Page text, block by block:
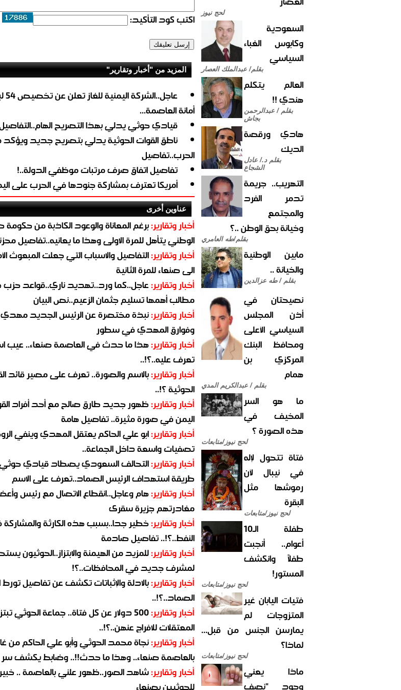
لحج نيوز
السعودية
وكابوس الغباء
السياسي
بقلم/ عبدالملك العصار
العالم يتكلم
هندي !!
بقلم / عبدالرحمن
بجاش
هادي ورقصة
الديك
بقلم د./ عادل
الشجاع
التهريب.. جريمة
تدمر الفرد
والمجتمع
وخيانة بحق الوطن ..؟
بقلم/طه العامري
مابين الوطنية
والخيانة ..
بقلم / طه عزالدين
نصيحتان في
أذن المجلس
السياسي الأعلى
ومحافظ البنك
المركزي بن
همام
بقلم / عبدالكريم المدي
ما هو السر
المخيف في
هذه الصورة ؟
لحج نيوز/متابعات
فتاة تتحول لإله
في نيبال لأن
رموشها مثل
البقرة
لحج نيوز/متابعات
طفلة الـ10
أعوام.. أنجبت
طفلاً وانكشف
المستور!
لحج نيوز/متابعات
فتيات اليابان غير
المتزوجات لم
يمارسن الجنس من قبل...
لماذا؟
لحج نيوز/متابعات
ماذا يعني
وجود "نصف
اكتب كود التأكيد:
المزيد من "أخبار وتقارير"
أمانة العاصمة...
قيادي حوثي يدلي بهذا التصريح
ناطق القوات الحوثية يدلي بتصريح جديد
الحرب..تفاصيل
تفاصيل اتفاق صرف مرتبات موظفي الدولة..!
أمريكا تعترف بمشاركة جنودها في الحرب على
عناوين أخرى
أخبار وتقارير:برغم المعاناة والوعود الكاذبة من
الوطني يتأهل للمرة الاولى وهذا ما يعانيه..تفاصيل
أخبار وتقارير:التفاصيل والاسباب التي جعلت المبعوث
الى صنعاء للمرة الثانية
أخبار وتقارير:عاجل..كما ورد..تهديد ناري..قواعد حزب
مطالب أهمها تسليم جثمان الزعيم..نص البيان
أخبار وتقارير:نبذة مختصرة عن الرئيس الجديد
وفوارق المهدي في سطور
أخبار وتقارير:هذا ما حدث في العاصمة صنعاء.. عيب
تعرف عليه..؟!..
أخبار وتقارير:بالاسم والصورة.. تعرف على مصير قائد
الحوثية ؟!..
أخبار وتقارير:ظهور جديد طارق صالح مع أحد أفراد
اليمن في صورة مثيرة.. تفاصيل هامة
أخبار وتقارير:ابو علي الحاكم يعتقل المهدي وينفي
تصفيات واسعة داخل الجماعة..
أخبار وتقارير:التحالف السعودي يصطاد قيادي
طريقة استهداف الرئيس الصماد..تعرف على الاسم
أخبار وتقارير:هام وعاجل..انقطاع الاتصال مع رئيس
مغادرتهم جزيرة سقرى
أخبار وتقارير:خطير جدا..بسبب هذه الكارثة والمشاركة
النفط..؟!.. تفاصيل صادمة
أخبار وتقارير:للمزيد من الهيمنة والابتزاز..الحوثيون
لمشرف جديد في المحافظات..؟!
أخبار وتقارير:بالادلة والإثباتات تكشف عن تفاصيل
الصماد..؟!..
أخبار وتقارير:
500 دولار عن كل فتاة.. جماعة الحوثي
المعتقلات للافراج عنهن..؟!..
أخبار وتقارير:نجاة محمد الحوثي وأبو علي الحاكم من
بالعاصمة صنعاء.. وهذا ما حدث!!.. وضابط يكشف سر
أخبار وتقارير:شاهد الصور..ظهور علني بالعاصمة ..
للحوثيين بصنعاء